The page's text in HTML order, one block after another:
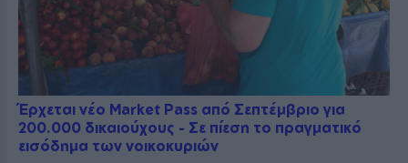
Έρχεται νέο Market Pass από Σεπτέμβριο για
200.000 δικαιούχους - Σε πίεση το πραγματικό
εισόδημα των νοικοκυριών